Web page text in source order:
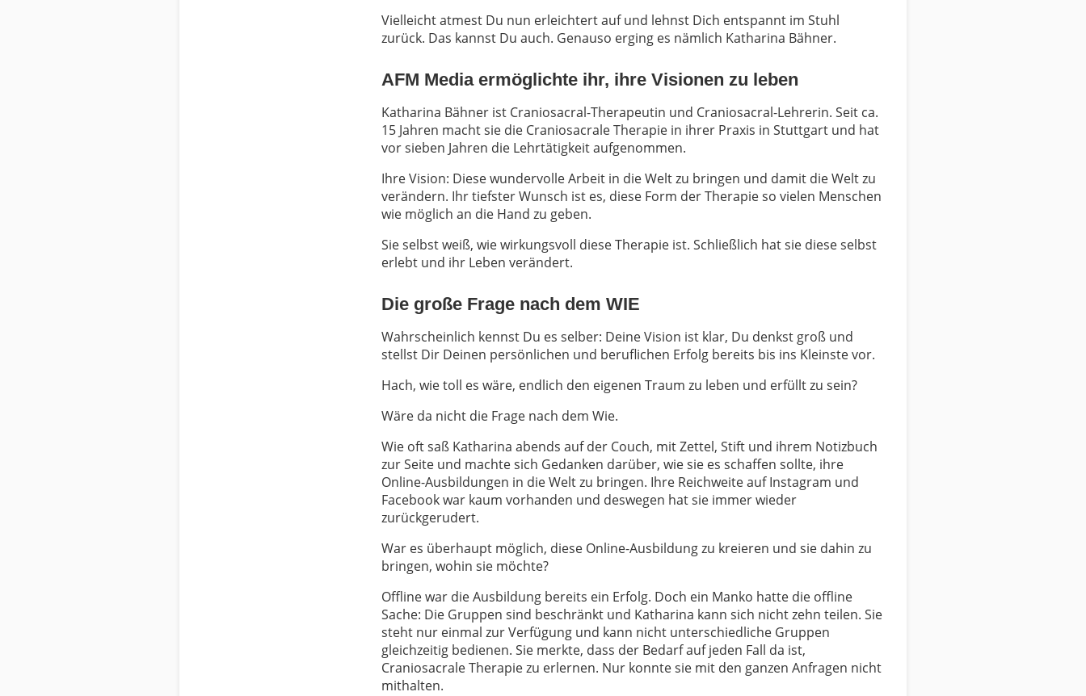
Vielleicht atmest Du nun erleichtert auf und lehnst Dich entspannt im Stuhl
zurück. Das kannst Du auch. Genauso erging es nämlich Katharina Bähner.
AFM Media ermöglichte ihr, ihre Visionen zu leben
Katharina Bähner ist Craniosacral-Therapeutin und Craniosacral-Lehrerin. Seit ca.
15 Jahren macht sie die Craniosacrale Therapie in ihrer Praxis in Stuttgart und hat
vor sieben Jahren die Lehrtätigkeit aufgenommen.
Ihre Vision: Diese wundervolle Arbeit in die Welt zu bringen und damit die Welt zu
verändern. Ihr tiefster Wunsch ist es, diese Form der Therapie so vielen Menschen
wie möglich an die Hand zu geben.
Sie selbst weiß, wie wirkungsvoll diese Therapie ist. Schließlich hat sie diese selbst
erlebt und ihr Leben verändert.
Die große Frage nach dem WIE
Wahrscheinlich kennst Du es selber: Deine Vision ist klar, Du denkst groß und
stellst Dir Deinen persönlichen und beruflichen Erfolg bereits bis ins Kleinste vor.
Hach, wie toll es wäre, endlich den eigenen Traum zu leben und erfüllt zu sein?
Wäre da nicht die Frage nach dem Wie.
Wie oft saß Katharina abends auf der Couch, mit Zettel, Stift und ihrem Notizbuch
zur Seite und machte sich Gedanken darüber, wie sie es schaffen sollte, ihre
Online-Ausbildungen in die Welt zu bringen. Ihre Reichweite auf Instagram und
Facebook war kaum vorhanden und deswegen hat sie immer wieder
zurückgerudert.
War es überhaupt möglich, diese Online-Ausbildung zu kreieren und sie dahin zu
bringen, wohin sie möchte?
Offline war die Ausbildung bereits ein Erfolg. Doch ein Manko hatte die offline
Sache: Die Gruppen sind beschränkt und Katharina kann sich nicht zehn teilen. Sie
steht nur einmal zur Verfügung und kann nicht unterschiedliche Gruppen
gleichzeitig bedienen. Sie merkte, dass der Bedarf auf jeden Fall da ist,
Craniosacrale Therapie zu erlernen. Nur konnte sie mit den ganzen Anfragen nicht
mithalten.